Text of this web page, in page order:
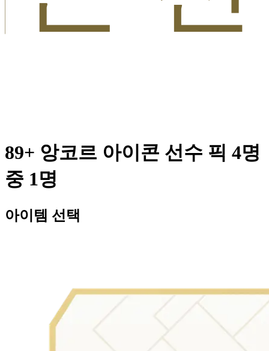
89+ 앙코르 아이콘 선수 픽 4명
중 1명
아이템 선택